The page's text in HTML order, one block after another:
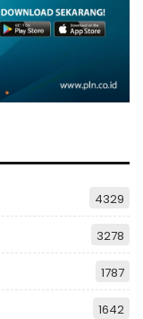
4329
3278
1787
1642